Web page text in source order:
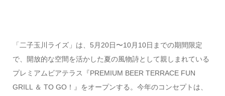
「二子玉川ライズ」は、5月20日〜10月10日までの期間限定
で、開放的な空間を活かした夏の風物詩として親しまれている
プレミアムビアテラス『PREMIUM BEER TERRACE FUN
GRILL ＆ TO GO！』をオープンする。今年のコンセプトは、